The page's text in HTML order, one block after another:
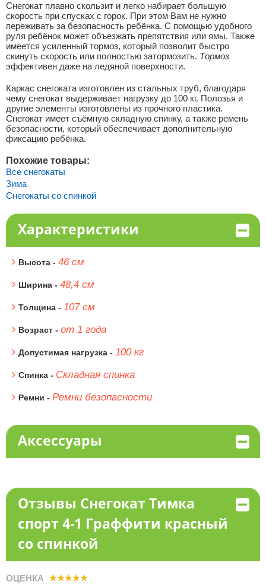
Снегокат плавно скользит и легко набирает большую
скорость при спусках с горок. При этом Вам не нужно
переживать за безопасность ребёнка. С помощью удобного
руля ребёнок может объезжать препятствия или ямы. Также
имеется усиленный тормоз, который позволит быстро
скинуть скорость или полностью затормозить. Тормоз
эффективен даже на ледяной поверхности.
Каркас снегоката изготовлен из стальных труб, благодаря
чему снегокат выдерживает нагрузку до 100 кг. Полозья и
другие элементы изготовлены из прочного пластика.
Снегокат имеет съёмную складную спинку, а также ремень
безопасности, который обеспечивает дополнительную
фиксацию ребёнка.
Похожие товары:
Все снегокаты
Зима
Снегокаты со спинкой
Характеристики
Высота - 46 см
Ширина - 48,4 см
Толщина - 107 см
Возраст - от 1 года
Допустимая нагрузка - 100 кг
Спинка - Складная спинка
Ремни - Ремни безопасности
Аксессуары
Отзывы Снегокат Тимка
спорт 4-1 Граффити красный
со спинкой
ОЦЕНКА